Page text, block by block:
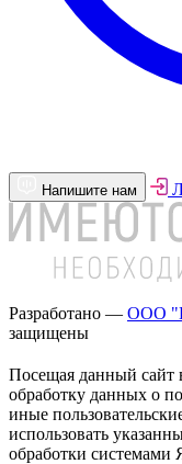
Напишите нам
Разработано — ООО
защищены
Посещая данный сайт
обработку данных о
иные
использовать
обработки системами